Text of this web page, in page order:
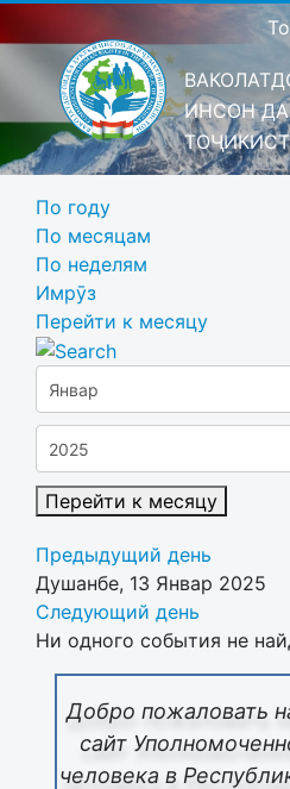
ИНСОН
Добро пожаловать
сайт
человека в
По году
По месяцам
По неделям
Имрӯз
Перейти к месяцу
Перейти к месяцу
Предыдущий день
Душанбе, 13 Январ 2025
Следующий день
Ни одного события не